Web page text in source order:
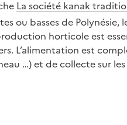
La société kanak
ou basses de Polynésie,
horticole est
L’alimentation est
…) et de collecte sur